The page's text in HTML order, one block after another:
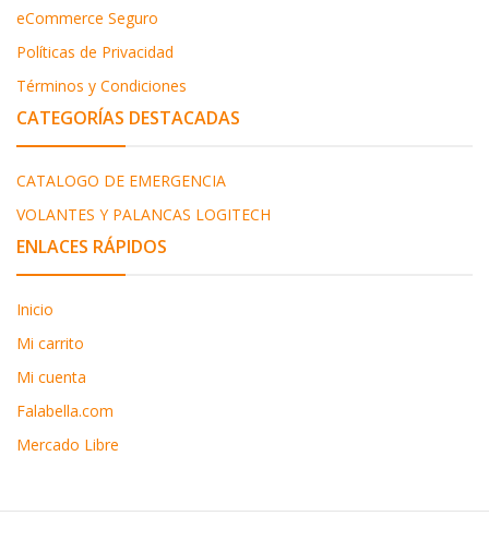
eCommerce Seguro
Políticas de Privacidad
Términos y Condiciones
CATEGORÍAS DESTACADAS
CATALOGO DE EMERGENCIA
VOLANTES Y PALANCAS LOGITECH
ENLACES RÁPIDOS
Inicio
Mi carrito
Mi cuenta
Falabella.com
Mercado Libre